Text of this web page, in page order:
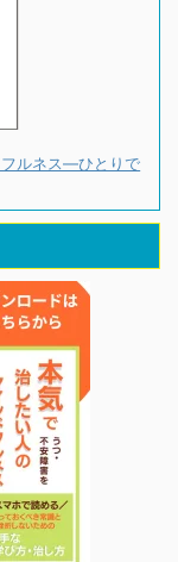
ルネス―ひとりで